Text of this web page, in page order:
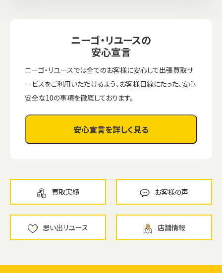
ウェブから1分
かんたん査定見積
フリーダイヤル
0120-1212-25
ニーゴ・リユースの
安心宣言
ニーゴ・リユースでは全てのお客様に安心して出張買取サ
ービスをご利用いただけるよう、お客様目線にたった、安心
安全な10の事項を徹底しております。
安心宣言を詳しく見る
買取実績 お客様の声
思い出リユース 店舗情報